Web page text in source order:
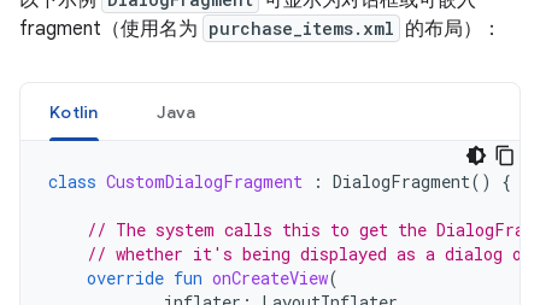
fragment（使用名为 purchase_items.xml 的布局）：
Kotlin Java
class CustomDialogFragment : DialogFragment() {
// The system calls this to get the
// whether it's being displayed as a dialog or
override fun onCreateView(